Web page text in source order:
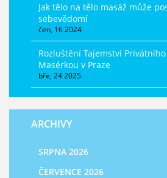
Jak tělo na tělo masáž může
sebevědomí
čen, 16 2024
Rozluštění Tajemství Privátního
Masérkou v Praze
bře, 24 2025
ARCHIVY
SRPNA 2026
ČERVENCE 2026